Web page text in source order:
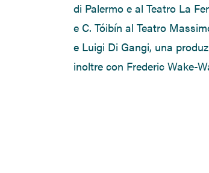
di Palermo e al Teatro La
e C. Tóibín al Teatro
e Luigi Di Gangi, una
inoltre con Frederic Wake-